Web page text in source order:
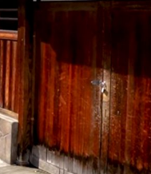
plus, planifiez votre